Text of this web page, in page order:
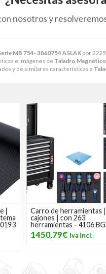
MB 754- 3860754 ASLAK por
e imágenes de Taladro
y de similares características a
nosotros y
|
Carro de herramientas
cajones | con 263
herramientas - 4106
1450,79€